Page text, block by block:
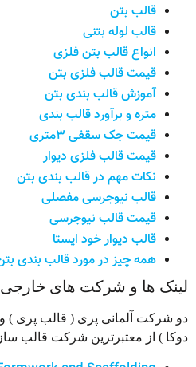
قالب بتن
قالب لوله بتنی
انواع قالب بتن فلزی
قیمت قالب فلزی بتن
آموزش قالب بندی بتن
متره و برآورد قالب بندی
قیمت جک سقفی ۳متری
قیمت قالب فلزی دیوار
نکات مهم در قالب بندی بتن
قالب نیوجرسی مفصلی
قیمت قالب نیوجرسی
قالب دیوار خود ایستا
همه چیز در مورد قالب بندی بتن
ها و شرکت های خارجی
شرکت آلمانی پری ( قالب پری ) و
) از معتبرترین شرکت قالب سازی